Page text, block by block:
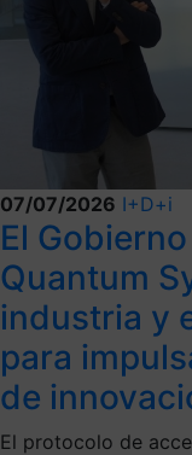
07/07/2026 I+D+i
El
Quantum
industria y
para
de
El protocolo de